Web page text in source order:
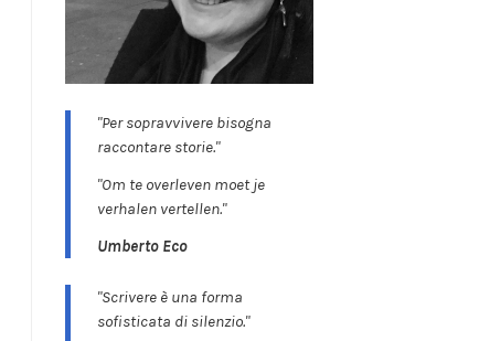
"Per sopravvivere bisogna
raccontare storie."
"Om te overleven moet je
verhalen vertellen."
Umberto Eco
"Scrivere è una forma
sofisticata di silenzio."